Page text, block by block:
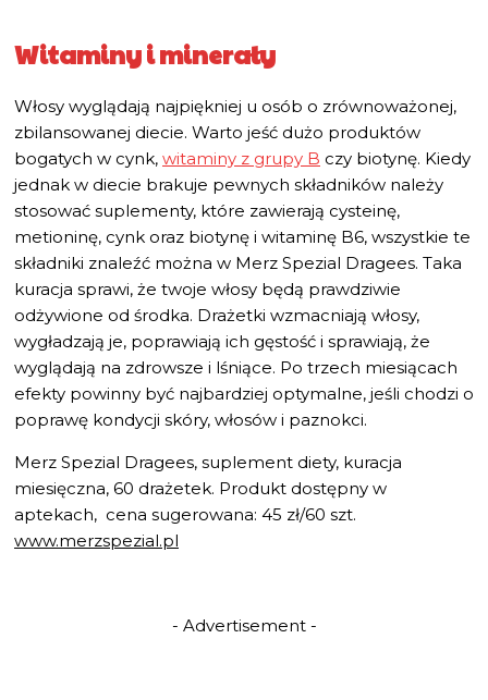
Witaminy i minerały
Włosy wyglądają najpiękniej u osób o zrównoważonej,
zbilansowanej diecie. Warto jeść dużo produktów
bogatych w cynk, witaminy z grupy B czy biotynę. Kiedy
jednak w diecie brakuje pewnych składników należy
stosować suplementy, które zawierają cysteinę,
metioninę, cynk oraz biotynę i witaminę B6, wszystkie te
składniki znaleźć można w Merz Spezial Dragees. Taka
kuracja sprawi, że twoje włosy będą prawdziwie
odżywione od środka. Drażetki wzmacniają włosy,
wygładzają je, poprawiają ich gęstość i sprawiają, że
wyglądają na zdrowsze i lśniące. Po trzech miesiącach
efekty powinny być najbardziej optymalne, jeśli chodzi o
poprawę kondycji skóry, włosów i paznokci.
Merz Spezial Dragees, suplement diety, kuracja
miesięczna, 60 drażetek. Produkt dostępny w
aptekach, cena sugerowana: 45 zł/60 szt.
www.merzspezial.pl
- Advertisement -